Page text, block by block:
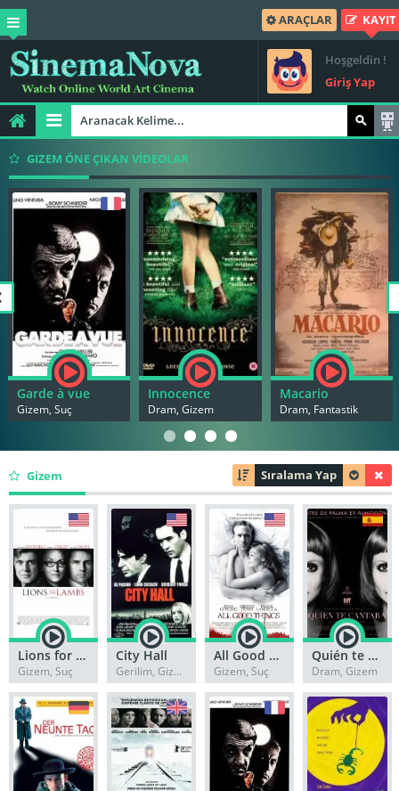
ARAÇLAR KAYIT
Hoşgeldin !
Giriş Yap
GIZEM ÖNE ÇIKAN VİDEOLAR
Garde à vue
Gizem, Suç
Innocence
Dram, Gizem
Macario
Dram, Fantastik
Gizem Sıralama Yap
Lions for Lambs
Gizem, Suç
City Hall
Gerilim, Gizem
All Good Things
Gizem, Suç
Quién te cantará
Dram, Gizem